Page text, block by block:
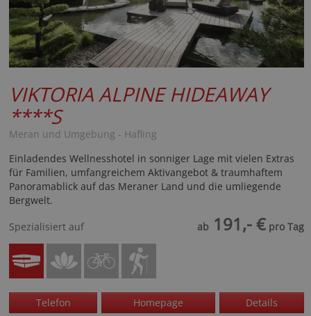
VIKTORIA ALPINE HIDEAWAY
****S
Meran und Umgebung - Hafling
Einladendes Wellnesshotel in sonniger Lage mit vielen Extras
für Familien, umfangreichem Aktivangebot & traumhaftem
Panoramablick auf das Meraner Land und die umliegende
Bergwelt.
Spezialisiert auf
ab 191,- € pro Tag
Telefon Homepage Details